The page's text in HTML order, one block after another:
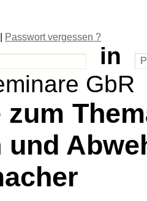
Passwort vergessen ?
in
GbR
zum
und